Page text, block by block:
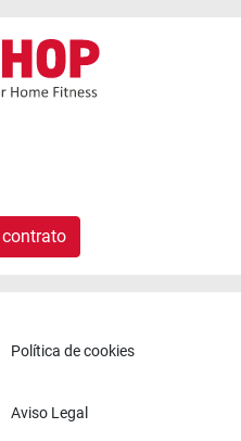
Política de cookies
Aviso Legal